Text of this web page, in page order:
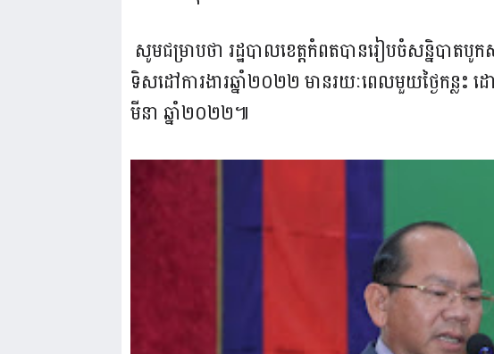
សូមជម្រាបថា រដ្ឋបាលខេត្តកំពតបានរៀបចំសន្និបាត
ទិសដៅការងារឆ្នាំ២០២២ មានរយៈពេលមួយថ្ងៃកន្លះ
មីនា ឆ្នាំ២០២២៕